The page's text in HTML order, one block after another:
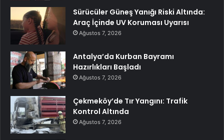
Sürücüler Güneş Yanığı Riski Altında:
Araç İçinde UV Koruması Uyarısı
Ağustos 7, 2026
Antalya’da Kurban Bayramı
Hazırlıkları Başladı
Ağustos 7, 2026
Çekmeköy’de Tır Yangını: Trafik
Kontrol Altında
Ağustos 7, 2026